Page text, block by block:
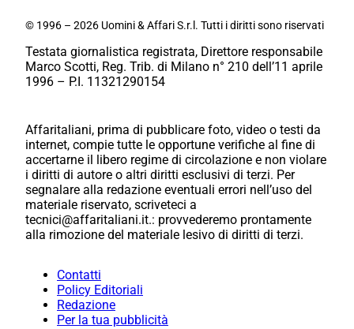
© 1996 – 2026 Uomini & Affari S.r.l. Tutti i diritti sono riservati
Testata giornalistica registrata, Direttore responsabile
Marco Scotti, Reg. Trib. di Milano n° 210 dell’11 aprile
1996 – P.I. 11321290154
Affaritaliani, prima di pubblicare foto, video o testi da
internet, compie tutte le opportune verifiche al fine di
accertarne il libero regime di circolazione e non violare
i diritti di autore o altri diritti esclusivi di terzi. Per
segnalare alla redazione eventuali errori nell’uso del
materiale riservato, scriveteci a
tecnici@affaritaliani.it.: provvederemo prontamente
alla rimozione del materiale lesivo di diritti di terzi.
Contatti
Policy Editoriali
Redazione
Per la tua pubblicità